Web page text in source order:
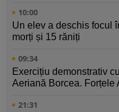
10:00
Un elev a deschis focul
morți și 15 răniți
09:34
Exercițiu demonstrativ
Aeriană Borcea. Forțele
21:31